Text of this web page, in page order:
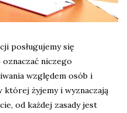
posługujemy się
niczego
względem osób i
żyjemy i wyznaczają
od każdej zasady jest